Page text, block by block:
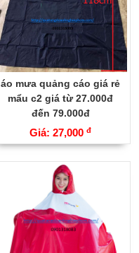
áo mưa quảng cáo giá rẻ
mẩu c2 giá từ 27.000đ
đến 79.000đ
Giá: 27,000 đ